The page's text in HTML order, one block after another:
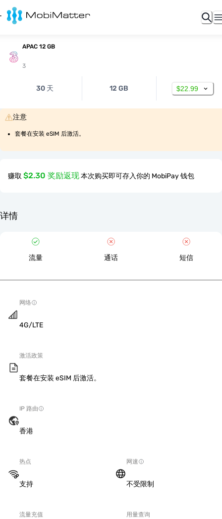
APAC 12 GB
3
30 天 12 GB $22.99
注意
套餐在安装 eSIM 后激活。
赚取 $2.30 奖励返现本次购买即可存入你的 MobiPay 钱包
详情
流量 通话 短信
网络
4G/LTE
激活政策
套餐在安装 eSIM 后激活。
IP 路由
香港
热点
支持
网速
不受限制
流量充值 用量查询